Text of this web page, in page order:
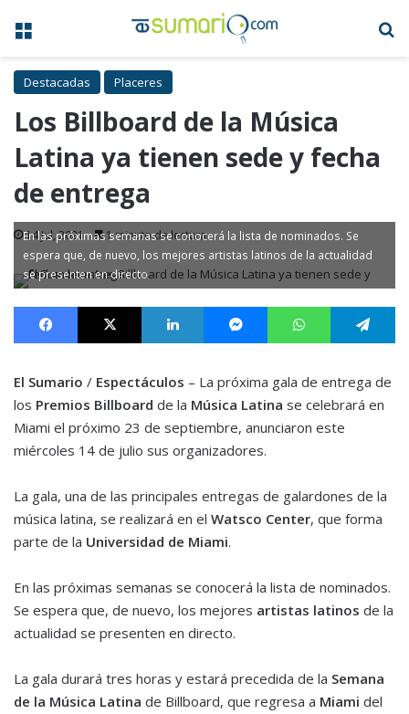
Menú
Destacadas Placeres
Los Billboard de la Música
Latina ya tienen sede y fecha
de entrega
14 Jul, 2021 1 minuto de lectura
En las próximas semanas se conocerá la lista de nominados. Se
espera que, de nuevo, los mejores artistas latinos de la actualidad
se presenten en directo
Facebook X LinkedIn MessengerWhatsApp
El Sumario / Espectáculos – La próxima gala de entrega de
los Premios Billboard de la Música Latina se celebrará en
Miami el próximo 23 de septiembre, anunciaron este
miércoles 14 de julio sus organizadores.
La gala, una de las principales entregas de galardones de la
música latina, se realizará en el Watsco Center, que forma
parte de la Universidad de Miami.
En las próximas semanas se conocerá la lista de nominados.
Se espera que, de nuevo, los mejores artistas latinos de la
actualidad se presenten en directo.
La gala durará tres horas y estará precedida de la Semana
de la Música Latina de Billboard, que regresa a Miami del